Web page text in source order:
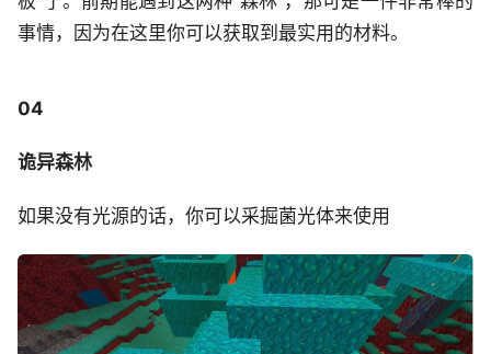
事情，因为在这里你可以获取到最实用的材料。
04
诡异森林
如果没有光源的话，你可以采掘菌光体来使用